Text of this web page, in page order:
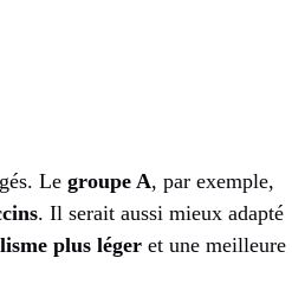
Le groupe A, par exemple,
. Il serait aussi mieux adapté
plus léger et une meilleure